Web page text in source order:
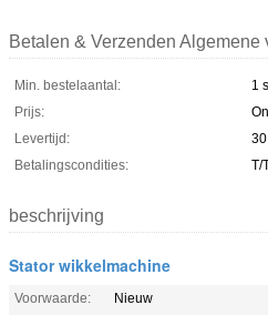
Betalen & Verzenden Algemene
Min. bestelaantal:
1
Prijs:
Levertijd:
Betalingscondities:
T/
beschrijving
Stator wikkelmachine
Voorwaarde:
Nieuw